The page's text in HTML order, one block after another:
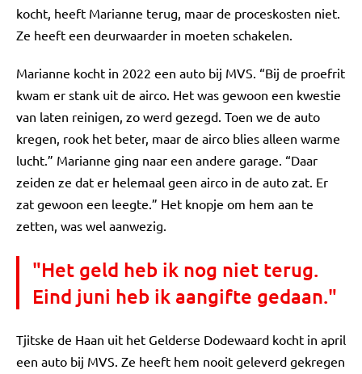
kocht, heeft Marianne terug, maar de proceskosten niet.
Ze heeft een deurwaarder in moeten schakelen.
Marianne kocht in 2022 een auto bij MVS. “Bij de proefrit
kwam er stank uit de airco. Het was gewoon een kwestie
van laten reinigen, zo werd gezegd. Toen we de auto
kregen, rook het beter, maar de airco blies alleen warme
lucht.” Marianne ging naar een andere garage. “Daar
zeiden ze dat er helemaal geen airco in de auto zat. Er
zat gewoon een leegte.” Het knopje om hem aan te
zetten, was wel aanwezig.
"Het geld heb ik nog niet terug.
Eind juni heb ik aangifte gedaan."
Tjitske de Haan uit het Gelderse Dodewaard kocht in april
een auto bij MVS. Ze heeft hem nooit geleverd gekregen